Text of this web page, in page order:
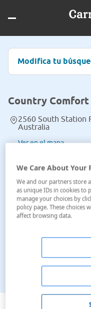
Modifica tu
Country Comfort
2560 South Station
Australia
Ver en el mapa
We Care About Your
We and our partners store
as unique IDs in cookies to
manage your choices by
policy page. These
affect browsing data.